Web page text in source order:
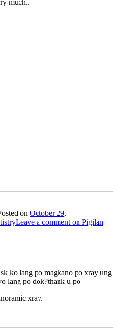
much..
on October 29,
Leave a comment on Pigilan
ko lang po magkano po xray ung
lang po dok?thank u po
xray.